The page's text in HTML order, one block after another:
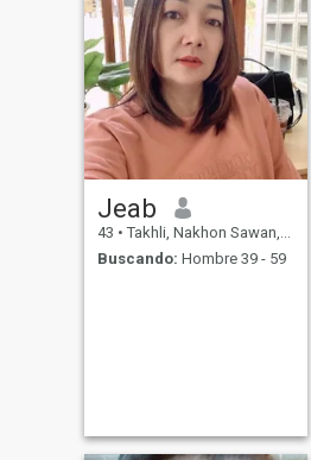
พัฒนาร่วมกันไปยาว
Jeab
43 • Takhli, Nakhon Sawan, Tailandia
Buscando: Hombre 39 - 59